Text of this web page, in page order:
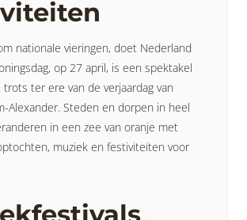
nationale vieringen, doet Nederland
op 27 april, is een spektakel
trots ter ere van de verjaardag van
Alexander. Steden en dorpen in heel
in een zee van oranje met
muziek en festiviteiten voor